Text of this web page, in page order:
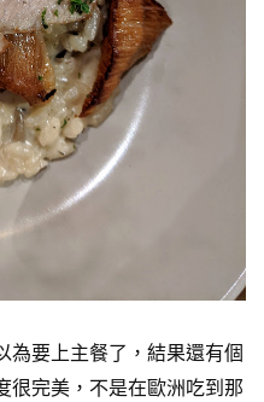
為要上主餐了，結果還有個
很完美，不是在歐洲吃到那